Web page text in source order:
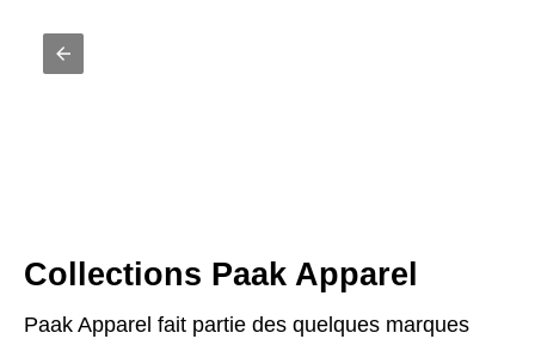
Collections Paak Apparel
Paak Apparel fait partie des quelques marques